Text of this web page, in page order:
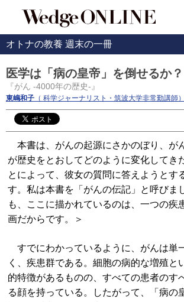
オトナの教養 週末の一冊
医学は「病の皇帝」を倒せるか？
『がん ‐4000年の歴史‐』
東嶋和子 （ 科学ジャーナリスト・筑波大学非常勤講師）
本書は、がんの起源にさかのぼり、が
が歴史をとおしてどのように変化してき
とによって、彼女の質問に答えようとす
す。私は本書を「がんの伝記」と呼びま
も、ここに描かれているのは、一つの疾
画だからです。＞
すでにわかっているように、がんは単
く、疾患群である。細胞の病的な増殖と
的特徴があるものの、すべての患者のす
る顔を持っている。したがって、「病の